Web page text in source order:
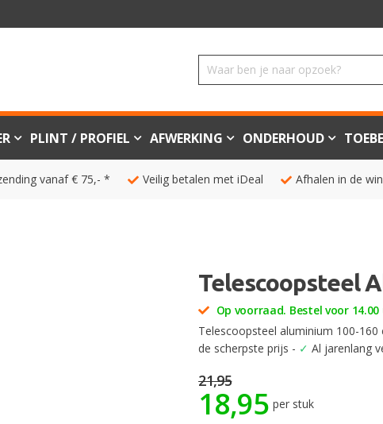
PLINT / PROFIEL AFWERKING ONDERHOUD
vanaf € 75,- * Veilig betalen met iDeal Afhalen in de
Telescoopsteel
Op voorraad. Bestel voor
Telescoopsteel aluminium 100-
de scherpste prijs - ✓ Al jarenlang
21,95
18,95 per stuk